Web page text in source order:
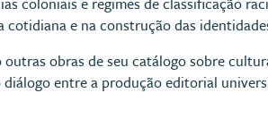
e na construção das
obras de seu catálogo sobre
entre a produção editorial